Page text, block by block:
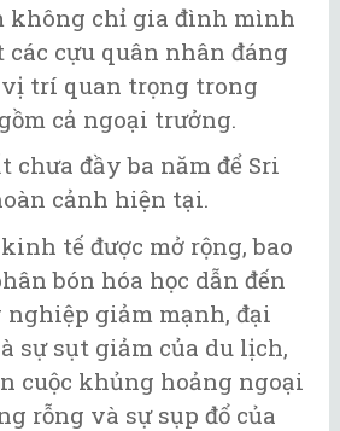
không chỉ gia đình mình
các cựu quân nhân đáng
trí quan trọng trong
cả ngoại trưởng.
chưa đầy ba năm để Sri
cảnh hiện tại.
tế được mở rộng, bao
bón hóa học dẫn đến
giảm mạnh, đại
sự sụt giảm của du lịch,
cuộc khủng hoảng ngoại
rỗng và sự sụp đổ của